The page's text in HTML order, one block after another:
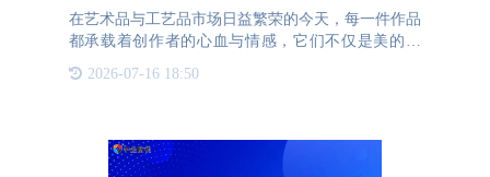
在艺术品与工艺品市场日益繁荣的今天，每一件作品
都承载着创作者的心血与情感，它们不仅是美的象
征，更是文化传承的载体。然而，随着市场的扩大，
假冒伪劣产品也随之泛滥，严重损害了消费者的权
2026-07-16 18:50